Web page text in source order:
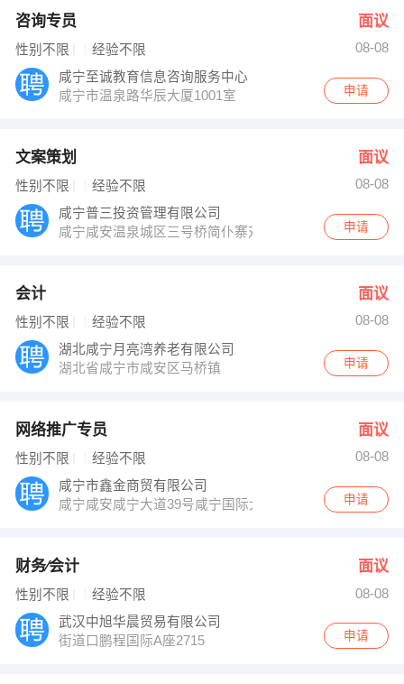
咨询专员 面议
性别不限 经验不限
08-08
咸宁至诚教育信息咨询服务中心
咸宁市温泉路华辰大厦1001室
申请
文案策划 面议
性别不限 经验不限
08-08
咸宁普三投资管理有限公司
咸宁咸安温泉城区三号桥简仆寨对面三楼普三投资
申请
会计 面议
性别不限 经验不限
08-08
湖北咸宁月亮湾养老有限公司
湖北省咸宁市咸安区马桥镇
申请
网络推广专员 面议
性别不限 经验不限
08-08
咸宁市鑫金商贸有限公司
咸宁咸安咸宁大道39号咸宁国际大厦1栋2单元2001室
申请
财务∕会计 面议
性别不限 经验不限
08-08
武汉中旭华晨贸易有限公司
街道口鹏程国际A座2715
申请